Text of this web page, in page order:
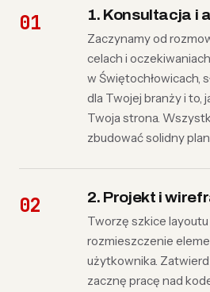
1. Konsultacja i
Zaczynamy od
celach i
w Świętochłowicach,
dla Twojej branży i to,
Twoja strona.
zbudować solidny
2. Projekt i
Tworzę szkice
rozmieszczenie
użytkownika.
zacznę pracę nad